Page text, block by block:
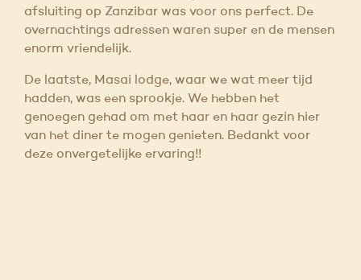
afsluiting op Zanzibar was voor ons perfect. De
overnachtings adressen waren super en de mensen
enorm vriendelijk.
De laatste, Masai lodge, waar we wat meer tijd
hadden, was een sprookje. We hebben het
genoegen gehad om met haar en haar gezin hier
van het diner te mogen genieten. Bedankt voor
deze onvergetelijke ervaring!!